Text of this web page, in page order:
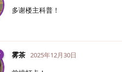
多谢楼主科普！
雾茶 2025年12月30日